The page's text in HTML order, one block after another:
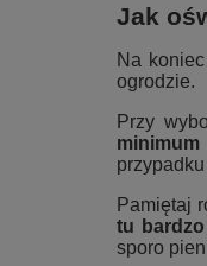
Jak
Na
ogrodzie.
Przy
Pamiętaj
tu
sporo